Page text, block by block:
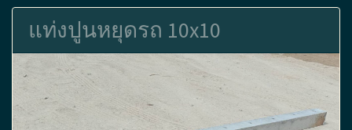
แท่งปูนหยุดรถ 10x10